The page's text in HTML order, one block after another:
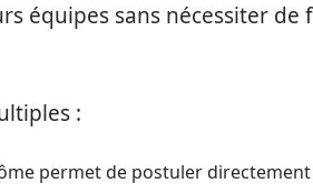
équipes sans nécessiter de
:
permet de postuler